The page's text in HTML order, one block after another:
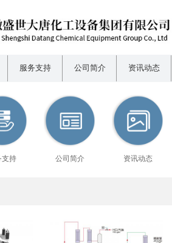
服务支持 公司简介 资讯动态
支持 公司简介 资讯动态